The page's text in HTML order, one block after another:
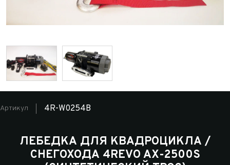
Артикул 4R-W0254B
ЛЕБЕДКА ДЛЯ КВАДРОЦИКЛА /
СНЕГОХОДА 4REVO AX-2500S